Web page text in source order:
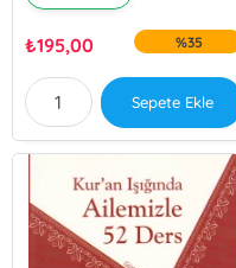
₺195,00 %35
Sepete Ekle